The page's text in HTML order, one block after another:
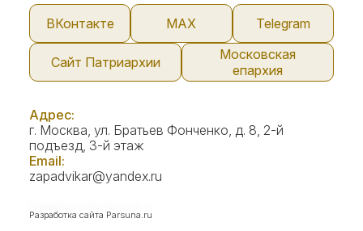
ВКонтакте МАX Telegram
Сайт Патриархии
Московская
епархия
Адрес:
г. Москва, ул. Братьев Фонченко, д. 8, 2-й
подъезд, 3-й этаж
Email:
zapadvikar@yandex.ru
Разработка сайта Parsuna.ru